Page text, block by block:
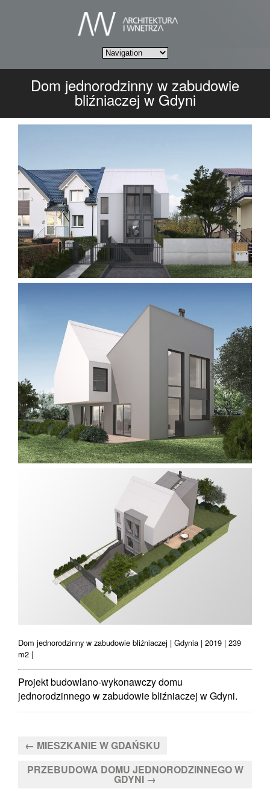
Dom jednorodzinny w zabudowie
bliźniaczej w Gdyni
Dom jednorodzinny w zabudowie bliźniaczej | Gdynia | 2019 | 239
m2 |
Projekt budowlano-wykonawczy domu
jednorodzinnego w zabudowie bliźniaczej w Gdyni.
← MIESZKANIE W GDAŃSKU
PRZEBUDOWA DOMU JEDNORODZINNEGO W
GDYNI →